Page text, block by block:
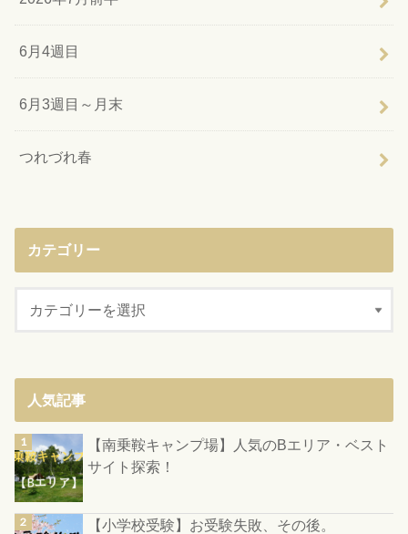
6月4週目
6月3週目～月末
つれづれ春
カテゴリー
人気記事
【南乗鞍キャンプ場】人気のBエリア・ベスト
サイト探索！
【小学校受験】お受験失敗、その後。